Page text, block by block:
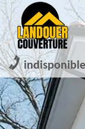
indisponible